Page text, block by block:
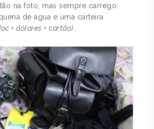
na foto, mas sempre carrego:
de água e uma carteira
+ dólares + cartão)